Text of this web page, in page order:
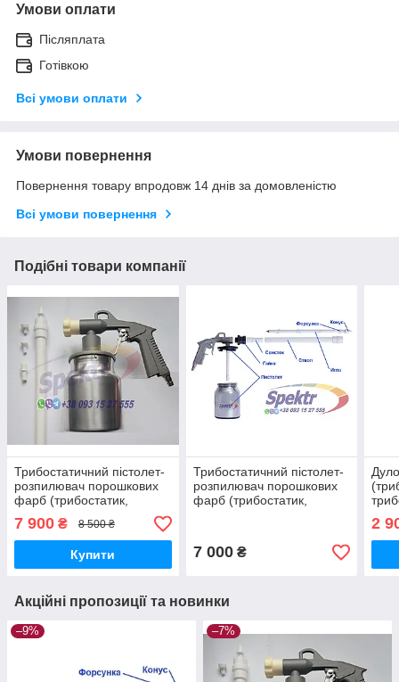
Умови оплати
Післяплата
Готівкою
Всі умови оплати
Умови повернення
Повернення товару впродовж 14 днів за домовленістю
Всі умови повернення
Подібні товари компанії
Трибостатичний пістолет-
розпилювач порошкових
фарб (трибостатик,
триборозпилювач)
7 900 ₴ 8 500 ₴
Купити
Трибостатичний пістолет-
розпилювач порошкових
фарб (трибостатик,
7 000₴
2
Акційні пропозиції та новинки
–9% –7%